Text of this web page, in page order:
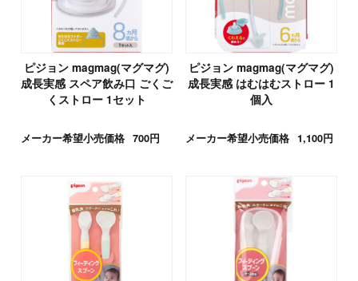
ピジョン magmag(マグマグ)
成長実感 スペア飲み口 ごくご
くストロー 1セット
メーカー希望小売価格 700円
ピジョン magmag(マグマグ)
成長実感 はむはむストロー 1
個入
メーカー希望小売価格 1,100円